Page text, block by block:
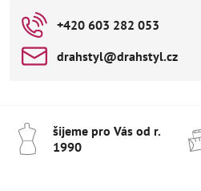
+420 603 282 053
drahstyl​@drahstyl​.cz
šijeme pro Vás od r​.
1990